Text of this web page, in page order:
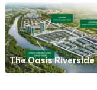
The Oasis Riverside